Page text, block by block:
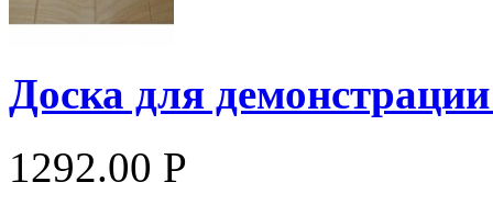
Доска для
1292.00 Р